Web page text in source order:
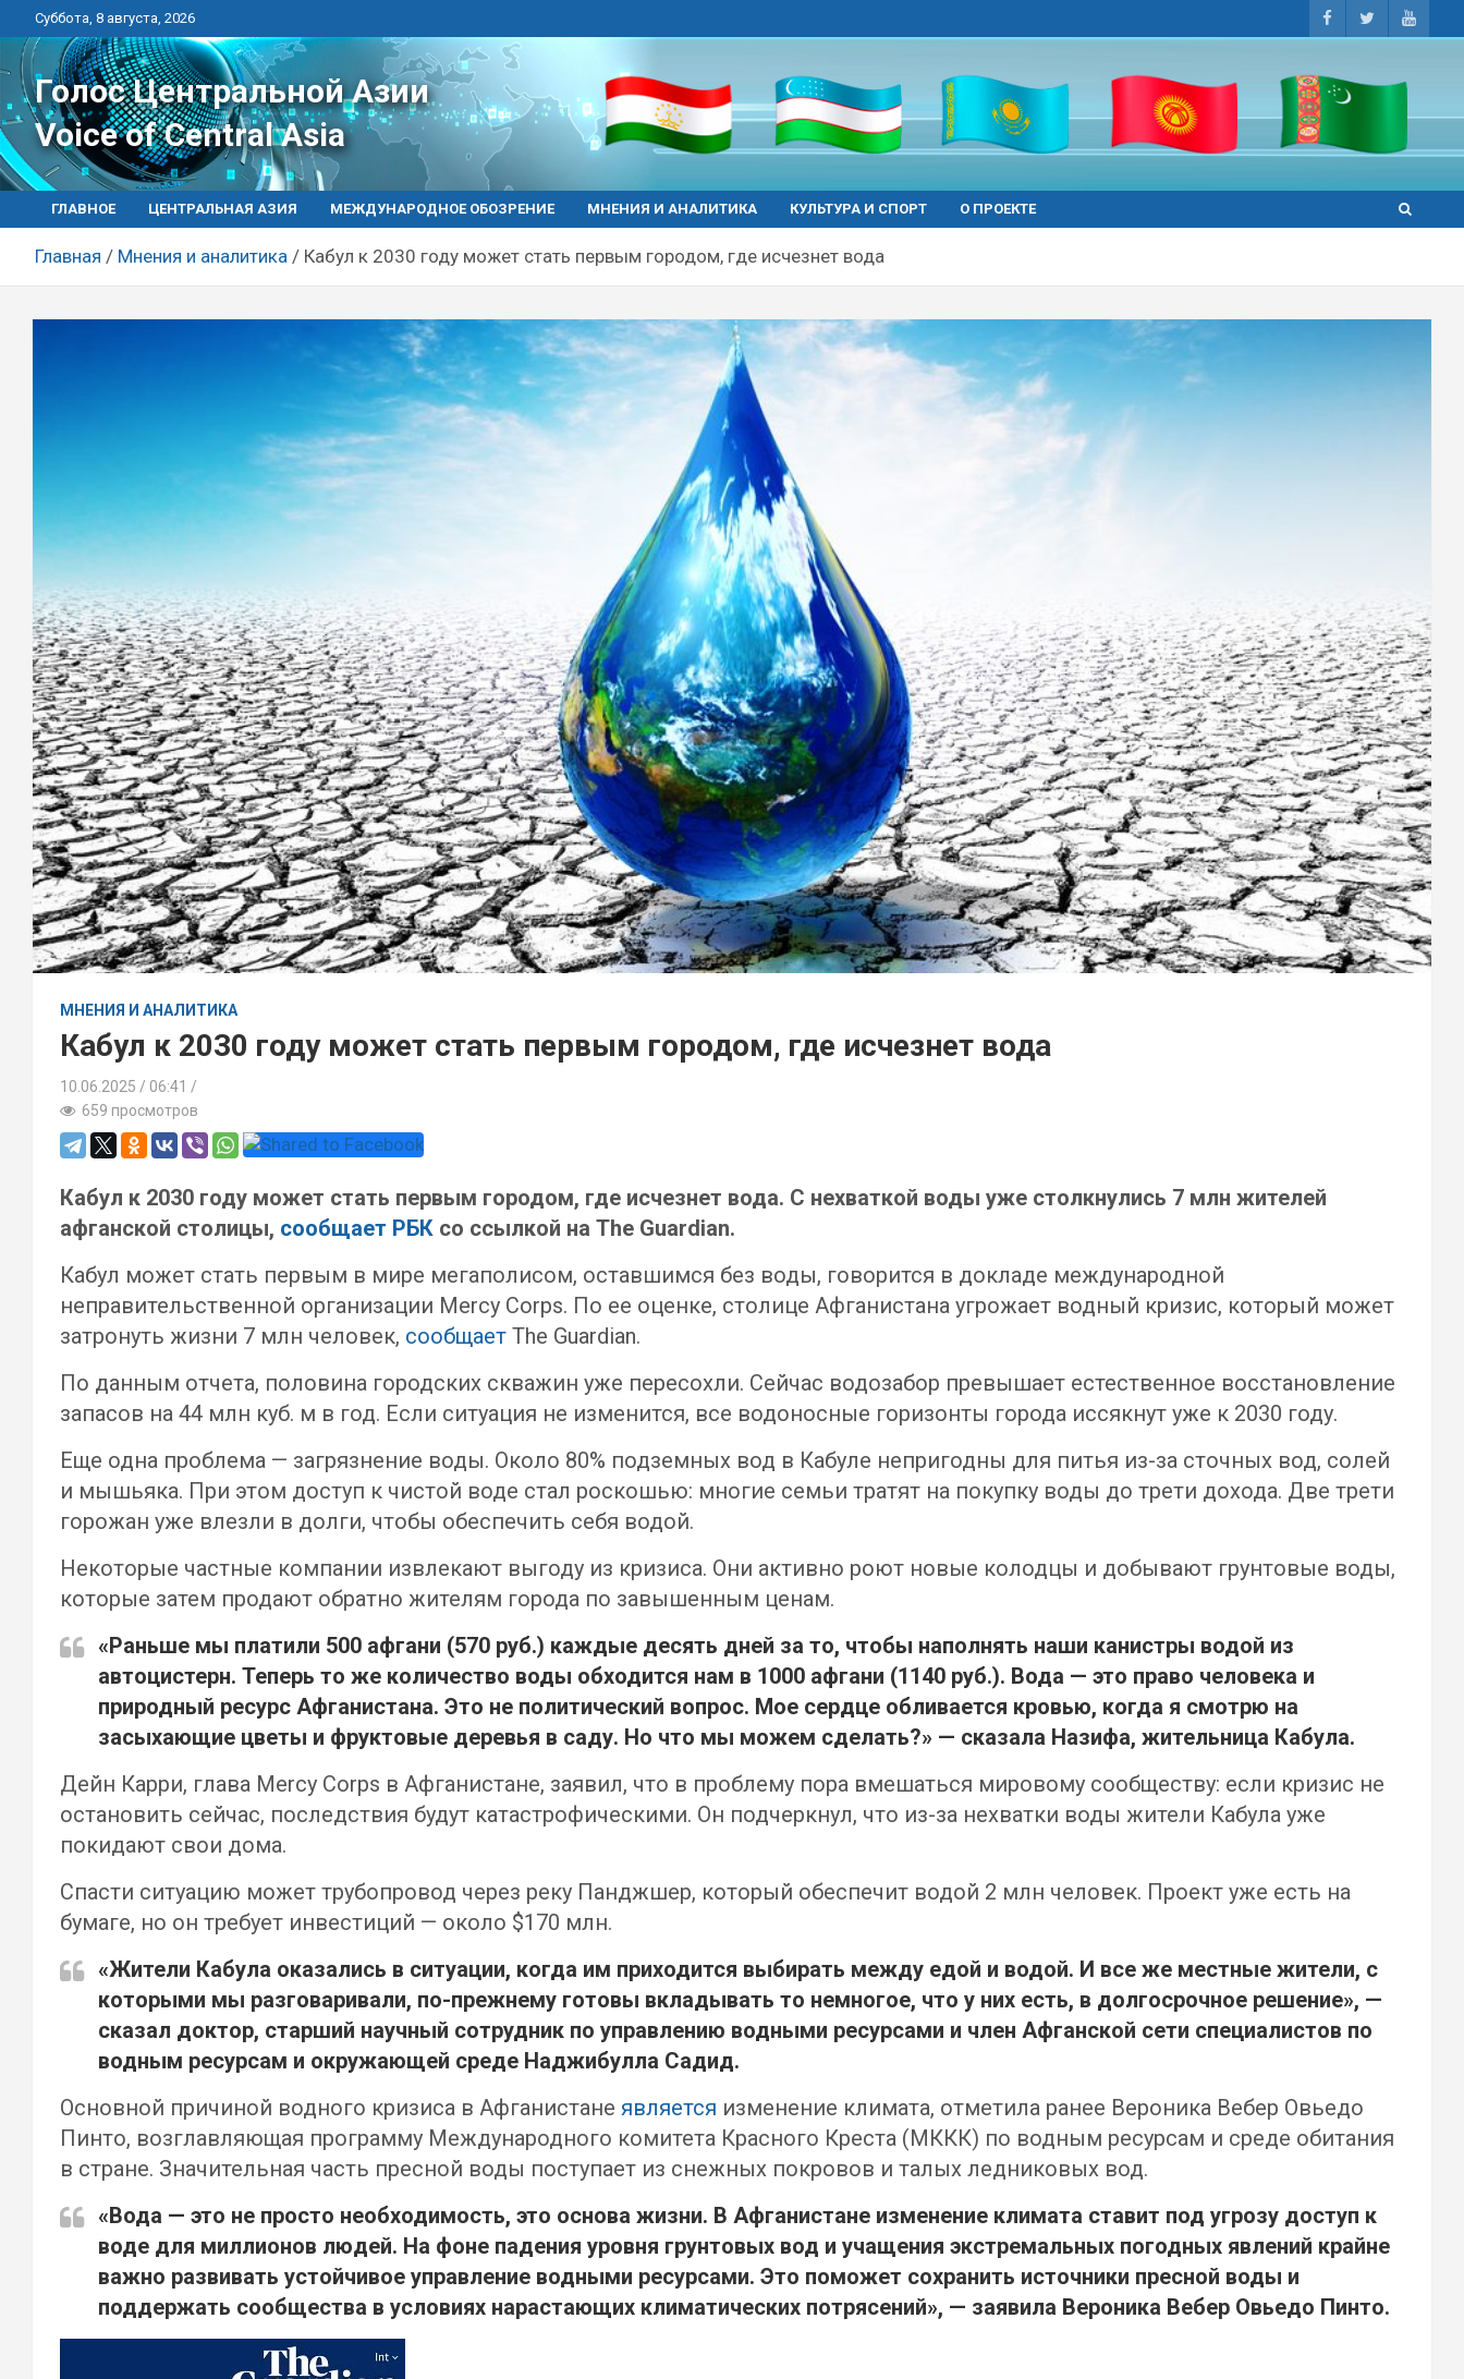
Перейти
к
контенту
Суббота, 8 августа, 2026
Голос Центральной Азии
Voice of Central Asia
ГЛАВНОЕ ЦЕНТРАЛЬНАЯ АЗИЯ МЕЖДУНАРОДНОЕ ОБОЗРЕНИЕ МНЕНИЯ И АНАЛИТИКА КУЛЬТУРА И СПОРТ О ПРОЕКТЕ
Главная Мнения и аналитика Кабул к 2030 году может стать первым городом, где исчезнет вода
МНЕНИЯ И АНАЛИТИКА
Кабул к 2030 году может стать первым городом, где исчезнет вода
10.06.2025
06:41 /
659 просмотров
Кабул к 2030 году может стать первым городом, где исчезнет вода. С нехваткой воды уже столкнулись 7 млн жителей
афганской столицы, сообщает РБК со ссылкой на The Guardian.
Кабул может стать первым в мире мегаполисом, оставшимся без воды, говорится в докладе международной
неправительственной организации Mercy Corps. По ее оценке, столице Афганистана угрожает водный кризис, который может
затронуть жизни 7 млн человек, сообщает The Guardian.
По данным отчета, половина городских скважин уже пересохли. Сейчас водозабор превышает естественное восстановление
запасов на 44 млн куб. м в год. Если ситуация не изменится, все водоносные горизонты города иссякнут уже к 2030 году.
Еще одна проблема — загрязнение воды. Около 80% подземных вод в Кабуле непригодны для питья из-за сточных вод, солей
и мышьяка. При этом доступ к чистой воде стал роскошью: многие семьи тратят на покупку воды до трети дохода. Две трети
горожан уже влезли в долги, чтобы обеспечить себя водой.
Некоторые частные компании извлекают выгоду из кризиса. Они активно роют новые колодцы и добывают грунтовые воды,
которые затем продают обратно жителям города по завышенным ценам.
«Раньше мы платили 500 афгани (570 руб.) каждые десять дней за то, чтобы наполнять наши канистры водой из
автоцистерн. Теперь то же количество воды обходится нам в 1000 афгани (1140 руб.). Вода — это право человека и
природный ресурс Афганистана. Это не политический вопрос. Мое сердце обливается кровью, когда я смотрю на
засыхающие цветы и фруктовые деревья в саду. Но что мы можем сделать?» — сказала Назифа, жительница Кабула.
Дейн Карри, глава Mercy Corps в Афганистане, заявил, что в проблему пора вмешаться мировому сообществу: если кризис не
остановить сейчас, последствия будут катастрофическими. Он подчеркнул, что из-за нехватки воды жители Кабула уже
покидают свои дома.
Спасти ситуацию может трубопровод через реку Панджшер, который обеспечит водой 2 млн человек. Проект уже есть на
бумаге, но он требует инвестиций — около $170 млн.
«Жители Кабула оказались в ситуации, когда им приходится выбирать между едой и водой. И все же местные жители, с
которыми мы разговаривали, по-прежнему готовы вкладывать то немногое, что у них есть, в долгосрочное решение», —
сказал доктор, старший научный сотрудник по управлению водными ресурсами и член Афганской сети специалистов по
водным ресурсам и окружающей среде Наджибулла Садид.
Основной причиной водного кризиса в Афганистане является изменение климата, отметила ранее Вероника Вебер Овьедо
Пинто, возглавляющая программу Международного комитета Красного Креста (МККК) по водным ресурсам и среде обитания
в стране. Значительная часть пресной воды поступает из снежных покровов и талых ледниковых вод.
«Вода — это не просто необходимость, это основа жизни. В Афганистане изменение климата ставит под угрозу доступ к
воде для миллионов людей. На фоне падения уровня грунтовых вод и учащения экстремальных погодных явлений крайне
важно развивать устойчивое управление водными ресурсами. Это поможет сохранить источники пресной воды и
поддержать сообщества в условиях нарастающих климатических потрясений», — заявила Вероника Вебер Овьедо Пинто.